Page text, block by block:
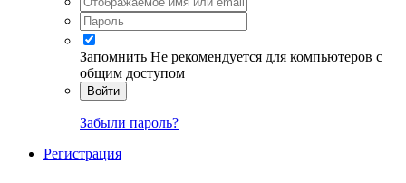
Запомнить Не рекомендуется для компьютеров с
общим доступом
Войти
Забыли пароль?
Регистрация